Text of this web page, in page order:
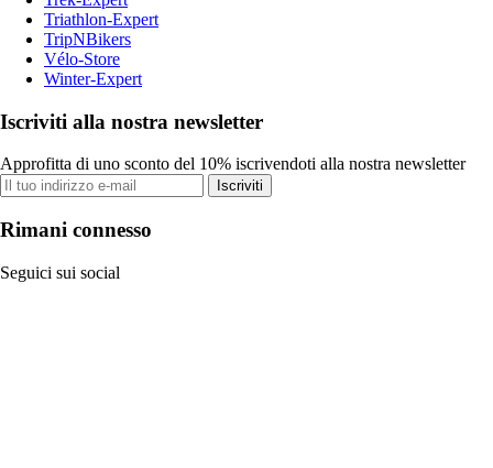
Triathlon-Expert
TripNBikers
Vélo-Store
Winter-Expert
Iscriviti alla nostra newsletter
Approfitta di uno sconto del 10% iscrivendoti alla nostra newsletter
Iscriviti
Rimani connesso
Seguici sui social